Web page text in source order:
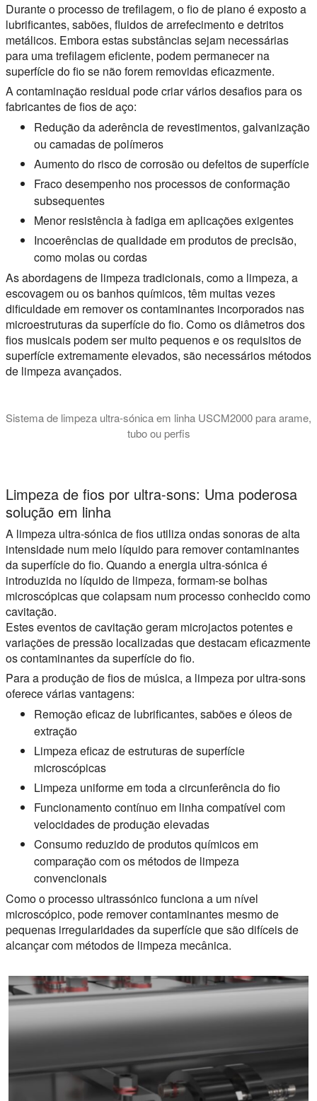
Durante o processo de trefilagem, o fio de piano é exposto a
lubrificantes, sabões, fluidos de arrefecimento e detritos
metálicos. Embora estas substâncias sejam necessárias
para uma trefilagem eficiente, podem permanecer na
superfície do fio se não forem removidas eficazmente.
A contaminação residual pode criar vários desafios para os
fabricantes de fios de aço:
Redução da aderência de revestimentos, galvanização
ou camadas de polímeros
Aumento do risco de corrosão ou defeitos de superfície
Fraco desempenho nos processos de conformação
subsequentes
Menor resistência à fadiga em aplicações exigentes
Incoerências de qualidade em produtos de precisão,
como molas ou cordas
As abordagens de limpeza tradicionais, como a limpeza, a
escovagem ou os banhos químicos, têm muitas vezes
dificuldade em remover os contaminantes incorporados nas
microestruturas da superfície do fio. Como os diâmetros dos
fios musicais podem ser muito pequenos e os requisitos de
superfície extremamente elevados, são necessários métodos
de limpeza avançados.
Sistema de limpeza ultra-sónica em linha USCM2000 para arame,
tubo ou perfis
Limpeza de fios por ultra-sons: Uma poderosa
solução em linha
A limpeza ultra-sónica de fios utiliza ondas sonoras de alta
intensidade num meio líquido para remover contaminantes
da superfície do fio. Quando a energia ultra-sónica é
introduzida no líquido de limpeza, formam-se bolhas
microscópicas que colapsam num processo conhecido como
cavitação.
Estes eventos de cavitação geram microjactos potentes e
variações de pressão localizadas que destacam eficazmente
os contaminantes da superfície do fio.
Para a produção de fios de música, a limpeza por ultra-sons
oferece várias vantagens:
Remoção eficaz de lubrificantes, sabões e óleos de
extração
Limpeza eficaz de estruturas de superfície
microscópicas
Limpeza uniforme em toda a circunferência do fio
Funcionamento contínuo em linha compatível com
velocidades de produção elevadas
Consumo reduzido de produtos químicos em
comparação com os métodos de limpeza
convencionais
Como o processo ultrassónico funciona a um nível
microscópico, pode remover contaminantes mesmo de
pequenas irregularidades da superfície que são difíceis de
alcançar com métodos de limpeza mecânica.